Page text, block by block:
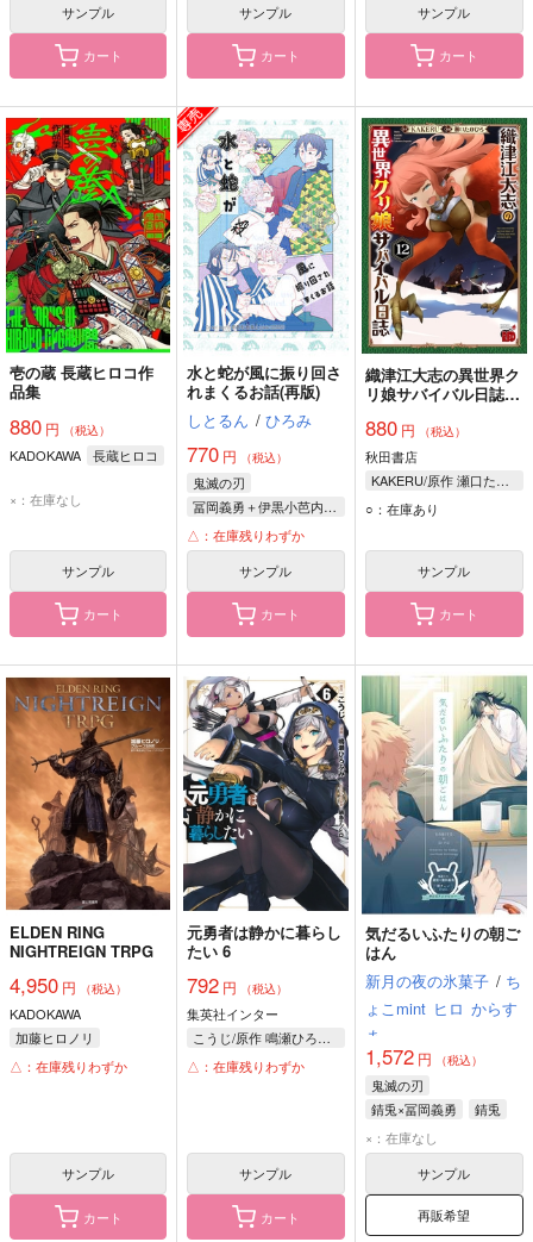
サンプル
カート
サンプル
カート
サンプル
カート
壱の蔵 長蔵ヒロコ作
品集
880 円 （税込）
KADOKAWA 長蔵ヒロコ
×：在庫なし
サンプル
カート
水と蛇が風に振り回さ
れまくるお話(再版)
しとるん / ひろみ
770 円 （税込）
鬼滅の刃
冨岡義勇＋伊黒小芭内×不死川実弥
冨岡義勇
伊黒小芭内
不死川実弥
△：在庫残りわずか
サンプル
カート
織津江大志の異世界ク
リ娘サバイバル日誌
880円 （税込）
秋田書店
KAKERU/原作 瀬口たかひろ/漫画
○：在庫あり
サンプル
カート
ELDEN RING
NIGHTREIGN TRPG
4,950 円 （税込）
KADOKAWA
加藤ヒロノリ
グループSNE
△：在庫残りわずか
サンプル
カート
元勇者は静かに暮らし
たい 6
792 円 （税込）
集英社インター
こうじ/原作 鳴瀬ひろふみ/漫画 鍋島テツヒロ/キャラクター原案
△：在庫残りわずか
サンプル
カート
気だるいふたりの朝ご
はん
新月の夜の氷菓子 / ち
ょこmint ヒロ からす
ま
1,572円 （税込）
鬼滅の刃
錆兎×冨岡義勇
錆兎
冨岡義勇
×：在庫なし
サンプル
再販希望